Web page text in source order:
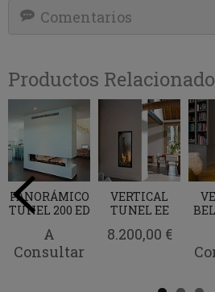
Comentarios
Productos
PANORÁMICO
TUNEL 200 ED
A
Consultar
VERTICAL
TUNEL EE
8.200,00 €